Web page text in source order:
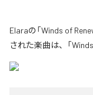
Elaraの「Winds of
された楽曲は、「